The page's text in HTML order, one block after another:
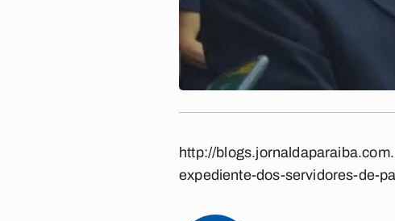
http://
expediente-dos-servidores-de-